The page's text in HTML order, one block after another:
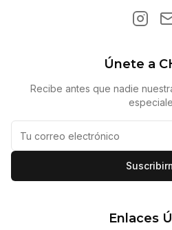
Únete a
Recibe antes que nadie
Enlaces